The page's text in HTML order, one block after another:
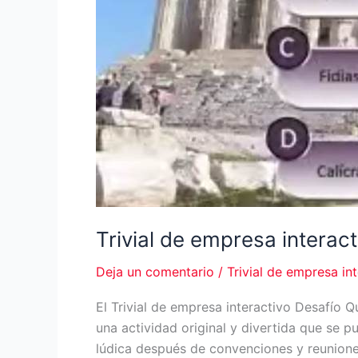
Trivial de empresa
Deja un comentario / Trivial de empresa
El Trivial de empresa interactivo Desafío
una actividad original y divertida que se
lúdica después de convenciones y